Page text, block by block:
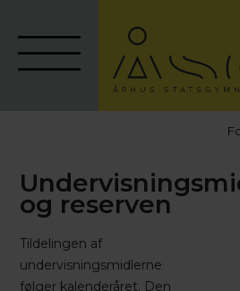
og reserven
Tildelingen af
undervisningsmidlerne
følger kalenderåret. Den